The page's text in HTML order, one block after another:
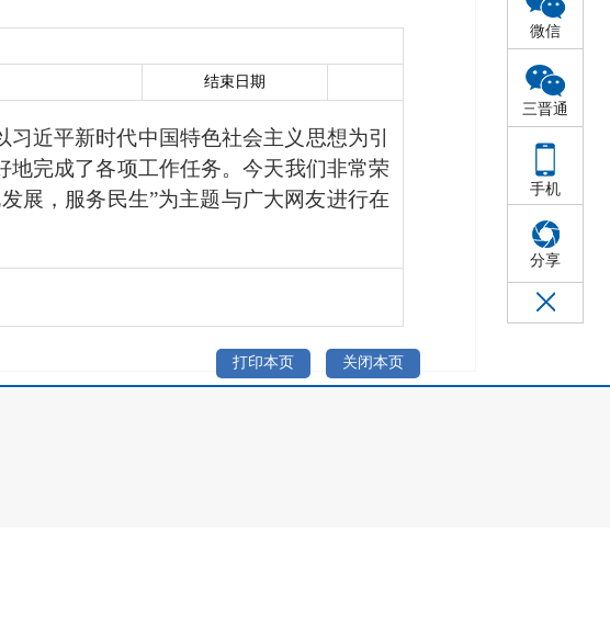
微信
三晋通
手机
分享
结束日期
近平新时代中国特色社会主义思想为引
地完成了各项工作任务。今天我们非常荣
展，服务民生”为主题与广大网友进行在
打印本页 关闭本页